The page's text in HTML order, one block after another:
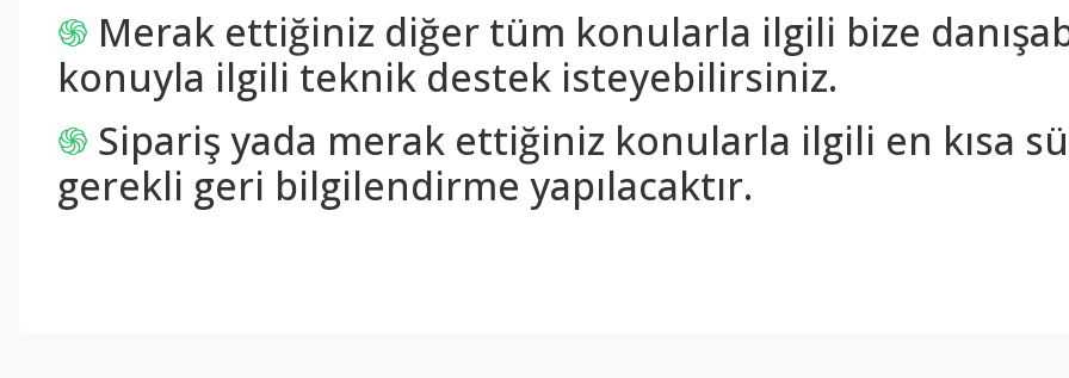
֍ Merak ettiğiniz diğer tüm konularla ilgili bize
konuyla ilgili teknik destek isteyebilirsiniz.
֍ Sipariş yada merak ettiğiniz konularla ilgili en kısa
gerekli geri bilgilendirme yapılacaktır.